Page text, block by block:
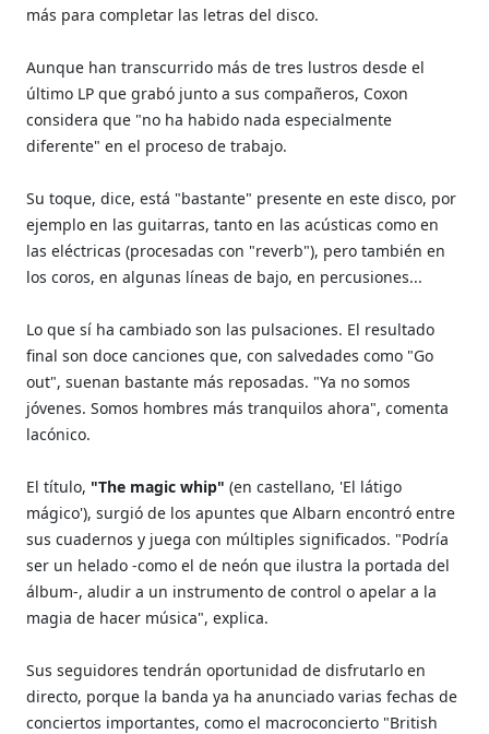
más para completar las letras del disco.
Aunque han transcurrido más de tres lustros desde el
último LP que grabó junto a sus compañeros, Coxon
considera que "no ha habido nada especialmente
diferente" en el proceso de trabajo.
Su toque, dice, está "bastante" presente en este disco, por
ejemplo en las guitarras, tanto en las acústicas como en
las eléctricas (procesadas con "reverb"), pero también en
los coros, en algunas líneas de bajo, en percusiones...
Lo que sí ha cambiado son las pulsaciones. El resultado
final son doce canciones que, con salvedades como "Go
out", suenan bastante más reposadas. "Ya no somos
jóvenes. Somos hombres más tranquilos ahora", comenta
lacónico.
El título, "The magic whip"(en castellano, 'El látigo
mágico'), surgió de los apuntes que Albarn encontró entre
sus cuadernos y juega con múltiples significados. "Podría
ser un helado -como el de neón que ilustra la portada del
álbum-, aludir a un instrumento de control o apelar a la
magia de hacer música", explica.
Sus seguidores tendrán oportunidad de disfrutarlo en
directo, porque la banda ya ha anunciado varias fechas de
conciertos importantes, como el macroconcierto "British